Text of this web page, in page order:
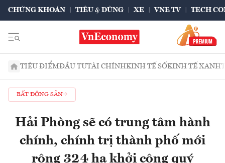
CHỨNG KHOÁN TIÊU & DÙNG XE VNE TV TECH
TIÊU ĐIỂMĐẦU TƯTÀI CHÍNHKINH TẾ SỐKINH TẾ XANH
BẤT ĐỘNG SẢN
Hải Phòng sẽ có trung tâm hành
chính, chính trị thành phố mới
rộng 324 ha khởi công quý